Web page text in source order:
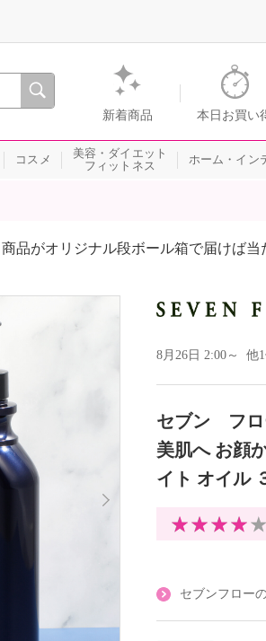
・テレビショッピングのショップチャンネル
新着商品 本日お買い
コスメ
美容・ダイエット
フィットネス
ホーム・イン
商品がオリジナル段ボール箱で届けば
8月26日 2:00～ 他
セブン フロ
美肌へ お顔
イト オイル
セブンフロー